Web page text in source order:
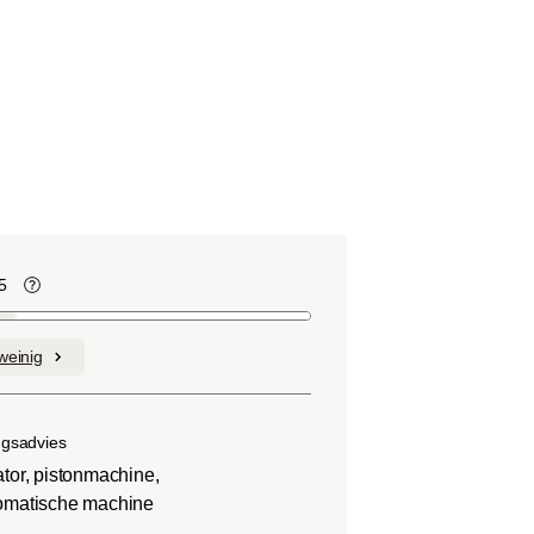
Koffiebonen bevatten, net als veel ander
voedsel, zuren. De zuurgraad hangt af
herkomst en vooral het brandproces.
pistonmachine,
machine